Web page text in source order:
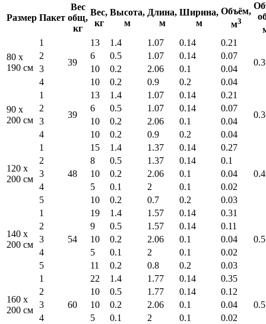
Размер Пакет
Вес
общ,
кг
Вес,
кг
Высота,
м
Длина,
м
Ширина,
м
Объём,
м3
80 x
190 см
1
39
13 1.4 1.07 0.14
0.21
2 6 0.5 1.07 0.14
0.07
3
10 0.2 2.06 0.1
0.04
4
10 0.2 0.9 0.2 0.04
90 x
200 см
1
39
13 1.4 1.07 0.14
0.21
2 6 0.5 1.07 0.14
0.07
3
10 0.2 2.06 0.1
0.04
4
10 0.2 0.9 0.2 0.04
120 x
200 см
1
48
15 1.4 1.37 0.14 0.27
2 8 0.5 1.37 0.14
0.1
3
10 0.2 2.06 0.1
0.04
4
5 0.1 2 0.1
0.02
5
10 0.2 0.7 0.2 0.03
140 x
200 см
1
54
19 1.4 1.57 0.14 0.31
2 9 0.5 1.57 0.14
0.11
3
10 0.2 2.06 0.1
0.04
4
5 0.1 2 0.1
0.02
5
11 0.2 0.8 0.2 0.03
160 x
200 см
1
60
22 1.4 1.77 0.14 0.35
2 10 0.5 1.77 0.14
0.12
3
10 0.2 2.06 0.1
0.04
4
5 0.1 2 0.1
0.02